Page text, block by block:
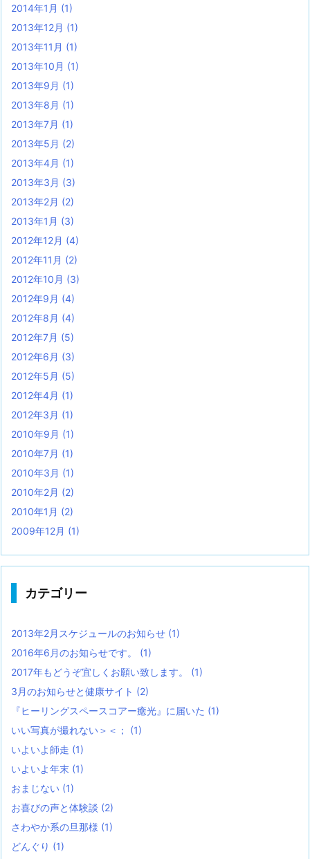
2014年1月 (1)
2013年12月 (1)
2013年11月 (1)
2013年10月 (1)
2013年9月 (1)
2013年8月 (1)
2013年7月 (1)
2013年5月 (2)
2013年4月 (1)
2013年3月 (3)
2013年2月 (2)
2013年1月 (3)
2012年12月 (4)
2012年11月 (2)
2012年10月 (3)
2012年9月 (4)
2012年8月 (4)
2012年7月 (5)
2012年6月 (3)
2012年5月 (5)
2012年4月 (1)
2012年3月 (1)
2010年9月 (1)
2010年7月 (1)
2010年3月 (1)
2010年2月 (2)
2010年1月 (2)
2009年12月 (1)
カテゴリー
2013年2月スケジュールのお知らせ (1)
2016年6月のお知らせです。 (1)
2017年もどうぞ宜しくお願い致します。 (1)
3月のお知らせと健康サイト (2)
『ヒーリングスペースコアー癒光』に届いた (1)
いい写真が撮れない＞＜； (1)
いよいよ師走 (1)
いよいよ年末 (1)
おまじない (1)
お喜びの声と体験談 (2)
さわやか系の旦那様 (1)
どんぐり (1)